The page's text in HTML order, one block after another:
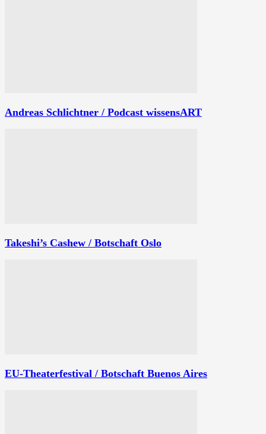
Andreas Schlichtner / Podcast wissensART
Takeshi’s Cashew / Botschaft Oslo
EU-Theaterfestival / Botschaft Buenos Aires